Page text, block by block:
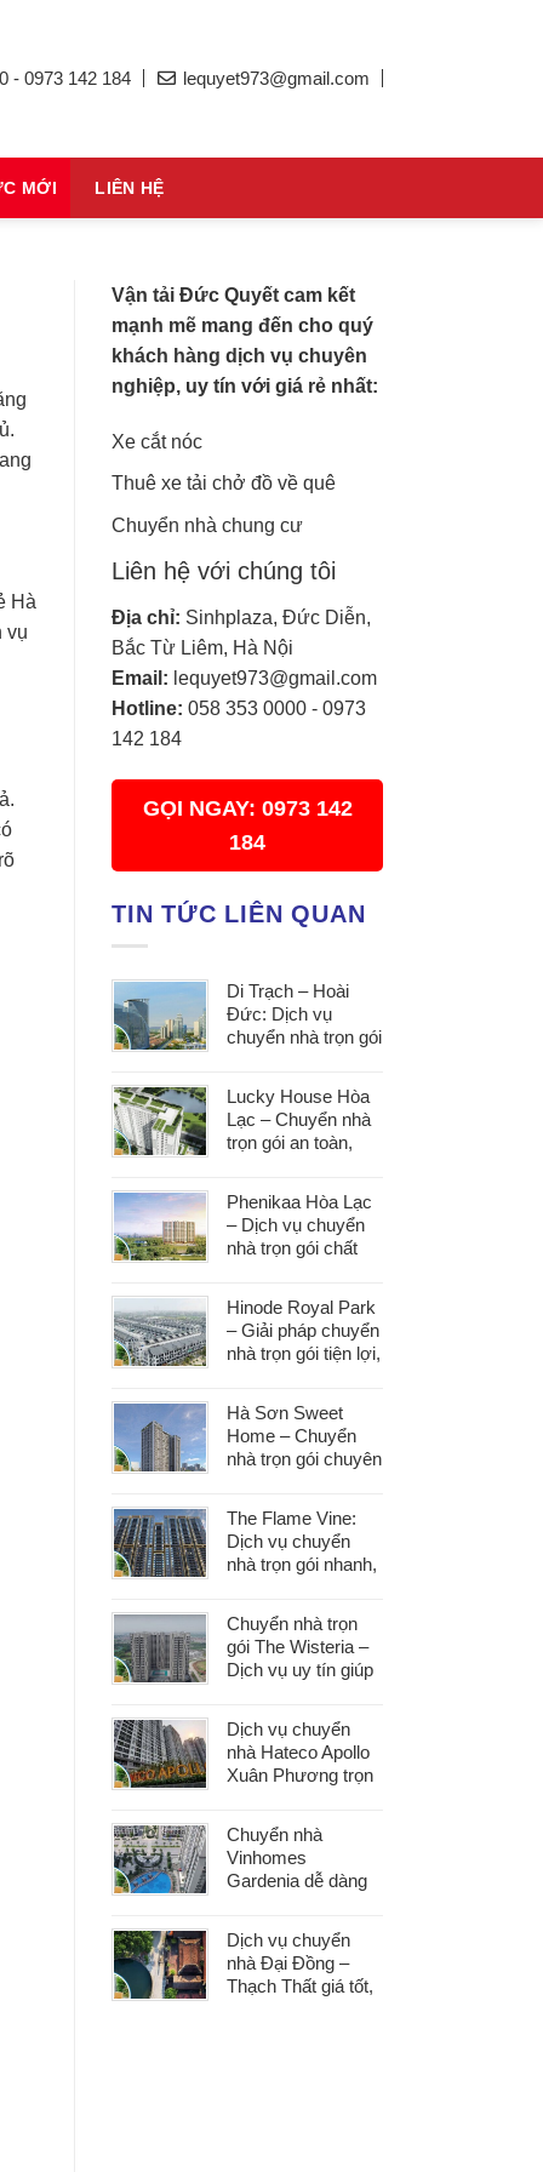
- 0973 142 184 lequyet973@gmail.com
MỚI LIÊN HỆ
Hà
vụ
Vận tải Đức Quyết cam kết
mạnh mẽ mang đến cho quý
khách hàng dịch vụ chuyên
nghiệp, uy tín với giá rẻ nhất:
Xe cắt nóc
Thuê xe tải chở đồ về quê
Chuyển nhà chung cư
Liên hệ với chúng tôi
Địa chỉ: Sinhplaza, Đức Diễn,
Bắc Từ Liêm, Hà Nội
Email: lequyet973@gmail.com
Hotline: 058 353 0000 - 0973
142 184
GỌI NGAY: 0973 142
184
TIN TỨC LIÊN QUAN
Di Trạch – Hoài
Đức: Dịch vụ
chuyển nhà trọn gói
dọn
Lucky House Hòa
Lạc – Chuyển nhà
trọn gói an toàn,
Phenikaa Hòa Lạc
– Dịch vụ chuyển
nhà trọn gói chất
Hinode Royal Park
– Giải pháp chuyển
nhà trọn gói tiện lợi,
Hà Sơn Sweet
Home – Chuyển
nhà trọn gói chuyên
khâu
The Flame Vine:
Dịch vụ chuyển
nhà trọn gói nhanh,
Chuyển nhà trọn
gói The Wisteria –
Dịch vụ uy tín giúp
phát sinh
Dịch vụ chuyển
nhà Hateco Apollo
Xuân Phương trọn
Chuyển nhà
Vinhomes
Gardenia dễ dàng
phát sinh chi phí
Dịch vụ chuyển
nhà Đại Đồng –
Thạch Thất giá tốt,